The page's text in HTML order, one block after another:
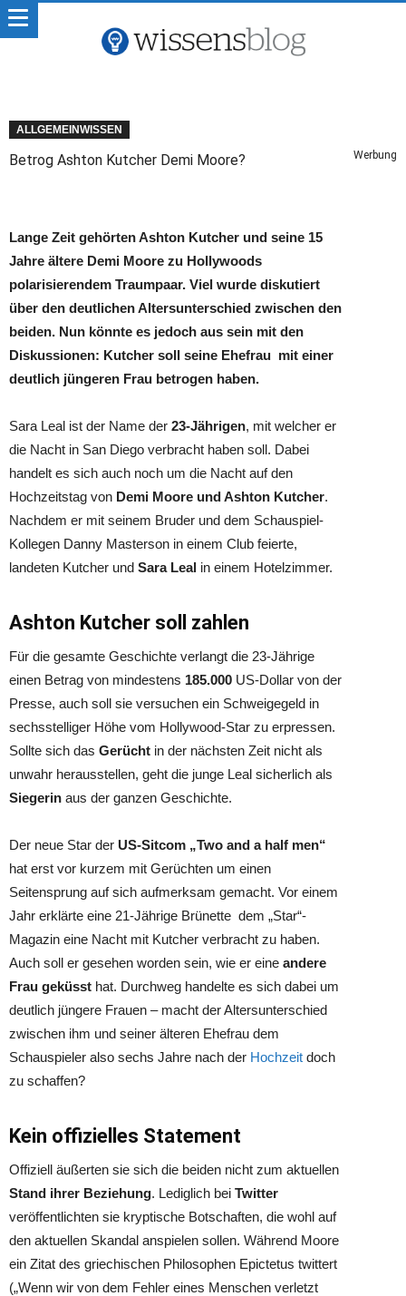
ALLGEMEINWISSEN
Betrog Ashton Kutcher Demi Moore? Werbung
Lange Zeit gehörten Ashton Kutcher und seine 15
Jahre ältere Demi Moore zu Hollywoods
polarisierendem Traumpaar. Viel wurde diskutiert
über den deutlichen Altersunterschied zwischen den
beiden. Nun könnte es jedoch aus sein mit den
Diskussionen: Kutcher soll seine Ehefrau mit einer
deutlich jüngeren Frau betrogen haben.
Sara Leal ist der Name der 23-Jährigen, mit welcher er
die Nacht in San Diego verbracht haben soll. Dabei
handelt es sich auch noch um die Nacht auf den
Hochzeitstag von Demi Moore und Ashton Kutcher.
Nachdem er mit seinem Bruder und dem Schauspiel-
Kollegen Danny Masterson in einem Club feierte,
landeten Kutcher und Sara Leal in einem Hotelzimmer.
Ashton Kutcher soll zahlen
Für die gesamte Geschichte verlangt die 23-Jährige
einen Betrag von mindestens 185.000 US-Dollar von der
Presse, auch soll sie versuchen ein Schweigegeld in
sechsstelliger Höhe vom Hollywood-Star zu erpressen.
Sollte sich das Gerücht in der nächsten Zeit nicht als
unwahr herausstellen, geht die junge Leal sicherlich als
Siegerin aus der ganzen Geschichte.
Der neue Star der US-Sitcom „Two and a half men“
hat erst vor kurzem mit Gerüchten um einen
Seitensprung auf sich aufmerksam gemacht. Vor einem
Jahr erklärte eine 21-Jährige Brünette dem „Star“-
Magazin eine Nacht mit Kutcher verbracht zu haben.
Auch soll er gesehen worden sein, wie er eine andere
Frau geküsst hat. Durchweg handelte es sich dabei um
deutlich jüngere Frauen – macht der Altersunterschied
zwischen ihm und seiner älteren Ehefrau dem
Schauspieler also sechs Jahre nach der Hochzeit doch
zu schaffen?
Kein offizielles Statement
Offiziell äußerten sie sich die beiden nicht zum aktuellen
Stand ihrer Beziehung. Lediglich bei Twitter
veröffentlichten sie kryptische Botschaften, die wohl auf
den aktuellen Skandal anspielen sollen. Während Moore
ein Zitat des griechischen Philosophen Epictetus twittert
(„Wenn wir von dem Fehler eines Menschen verletzt